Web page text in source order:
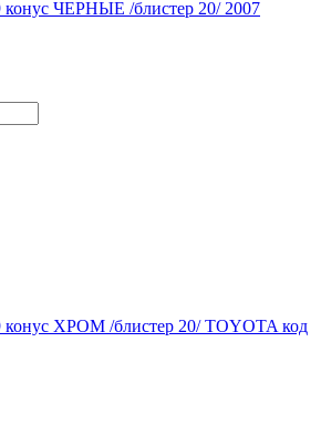
ЧЕРНЫЕ /блистер 20/ 2007
конус ХРОМ /блистер 20/ TOYOTA код